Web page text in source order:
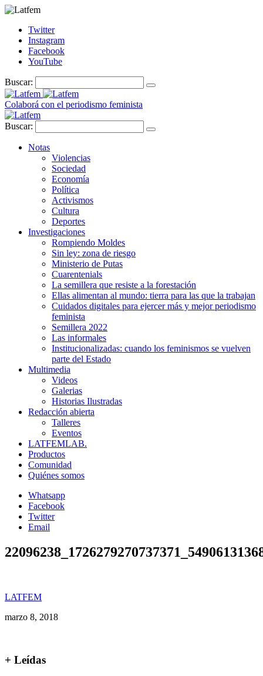
Twitter
Instagram
Facebook
YouTube
Buscar:
Colaborá con el periodismo feminista
Buscar:
Notas
Violencias
Sociedad
Economía
Política
Activismos
Cultura
Deportes
Investigaciones
Rompiendo Moldes
Sin ley: zona de riesgo
Ministerio de Putas
Cuarentenials
La semillera que resiste a la forestación
Ellas alimentan al mundo: tierra para las que la trabajan
Cuidados digitales para ejercer más y mejor periodismo
feminista
Semillera 2022
Las informales
Institucionalizadas: cuando los feminismos se vuelven
parte del Estado
Multimedia
Videos
Galerias
Historias Ilustradas
Redacción abierta
Talleres
Eventos
LATFEMLAB.
Productos
Comunidad
Quiénes somos
Whatsapp
Facebook
Twitter
Email
LATFEM
marzo 8, 2018
+ Leídas